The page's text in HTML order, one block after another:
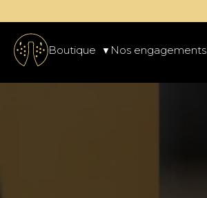
Boutique Nos engagements